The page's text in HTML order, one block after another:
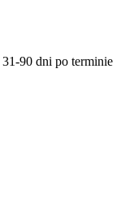
31-90 dni po terminie